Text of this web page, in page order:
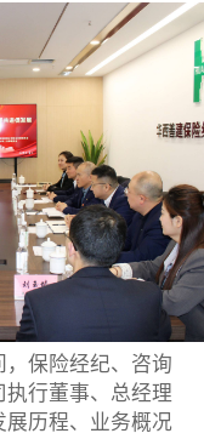
保险经纪、咨询
行董事、总经理
展历程、业务概况